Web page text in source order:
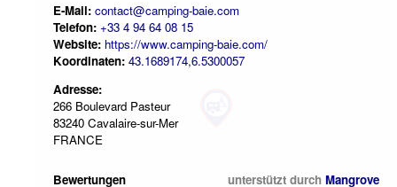
E-Mail: contact@camping-baie.com
Telefon: +33 4 94 64 08 15
Website: https://www.camping-baie.com/
Koordinaten: 43.1689174,6.5300057
Adresse:
266 Boulevard Pasteur
83240 Cavalaire-sur-Mer
FRANCE
Bewertungen unterstützt durch Mangrove